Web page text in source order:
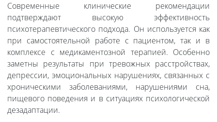
Современные клинические рекомендации
подтверждают высокую эффективность
психотерапевтического подхода. Он используется как
при самостоятельной работе с пациентом, так и в
комплексе с медикаментозной терапией. Особенно
заметны результаты при тревожных расстройствах,
депрессии, эмоциональных нарушениях, связанных с
хроническими заболеваниями, нарушениями сна,
пищевого поведения и в ситуациях психологической
дезадаптации.